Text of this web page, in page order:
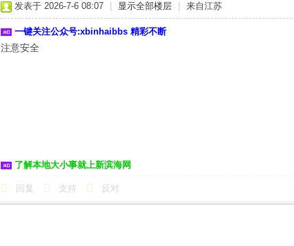
发表于 2026-7-6 08:07 显示全部楼层 来自江苏
一键关注公众号:xbinhaibbs 精彩不断
注意安全
了解本地大小事就上新滨海网
回复 支持 反对